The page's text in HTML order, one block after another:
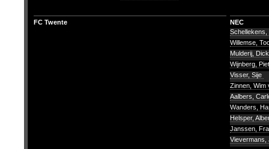
FC Twente
NEC
Willemse,
Mulderij,
Wijnberg,
Visser, Sije
Zinnen, Wim
Aalbers,
Wanders,
Helsper,
Janssen,